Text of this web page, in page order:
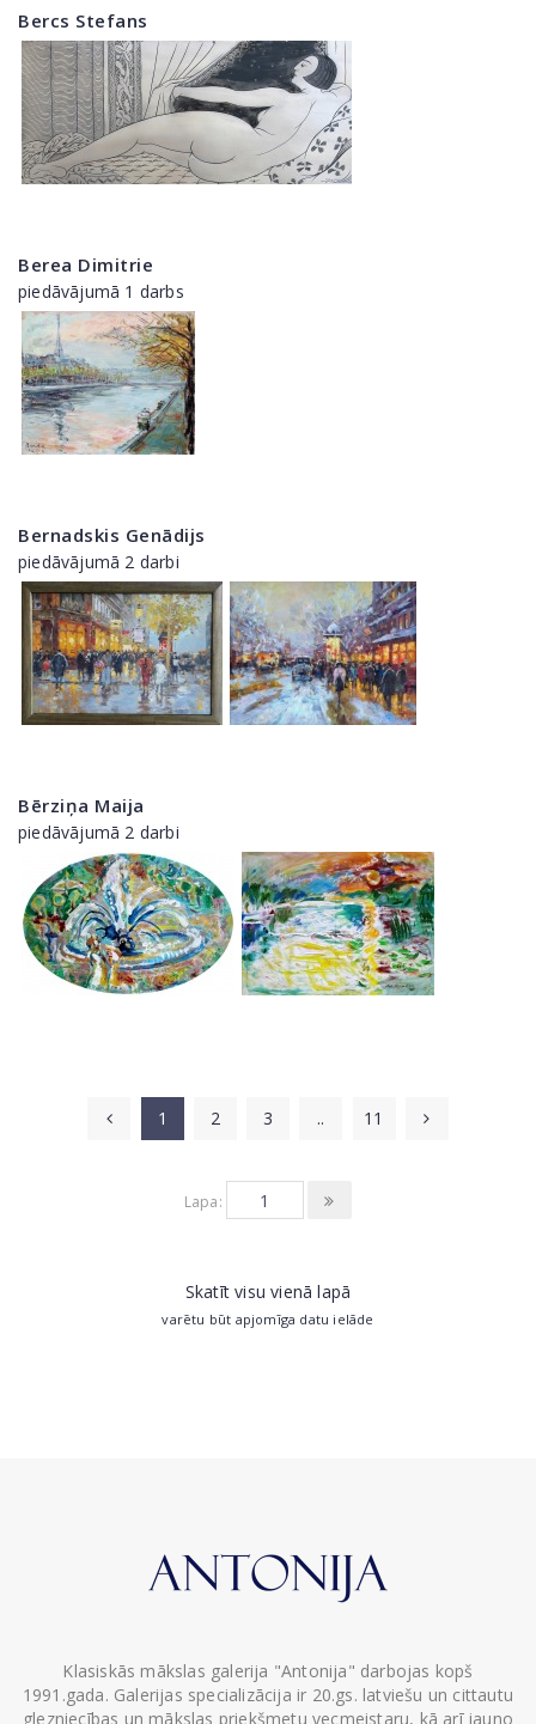
Bercs Stefans
Berea Dimitrie
piedāvājumā 1 darbs
Bernadskis Genādijs
piedāvājumā 2 darbi
Bērziņa Maija
piedāvājumā 2 darbi
1 2 3 .. 11
Lapa:
Skatīt visu vienā lapā
varētu būt apjomīga datu ielāde
Klasiskās mākslas galerija "Antonija" darbojas kopš
1991.gada. Galerijas specializācija ir 20.gs. latviešu un cittautu
glezniecības un mākslas priekšmetu vecmeistaru, kā arī jauno